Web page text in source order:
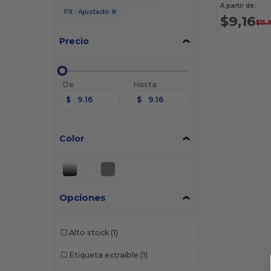
Fit : Ajustado
Precio
De
$
Hasta
$
Color
Opciones
Alto stock (1)
Etiqueta extraíble (1)
A partir de:
$9,16